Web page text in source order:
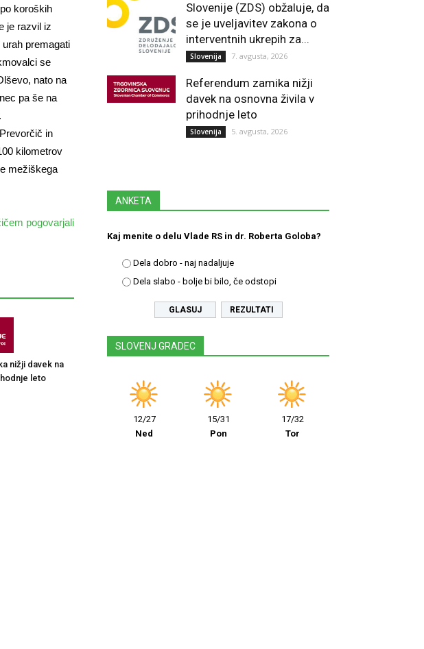
koroških
je razvil iz
premagati
se
nato na
pa še na
in
kilometrov
mežiškega
pogovarjali
nižji davek na
leto
Slovenije (ZDS) obžaluje, da
se je uveljavitev zakona o
interventnih ukrepih za...
Slovenija 7. avgusta, 2026
Referendum zamika nižji
davek na osnovna živila v
prihodnje leto
Slovenija 5. avgusta, 2026
ANKETA
Kaj menite o delu Vlade RS in dr. Roberta Goloba?
Dela dobro - naj nadaljuje
Dela slabo - bolje bi bilo, če odstopi
REZULTATI
SLOVENJ GRADEC
12/27
Ned
15/31
Pon
17/32
Tor